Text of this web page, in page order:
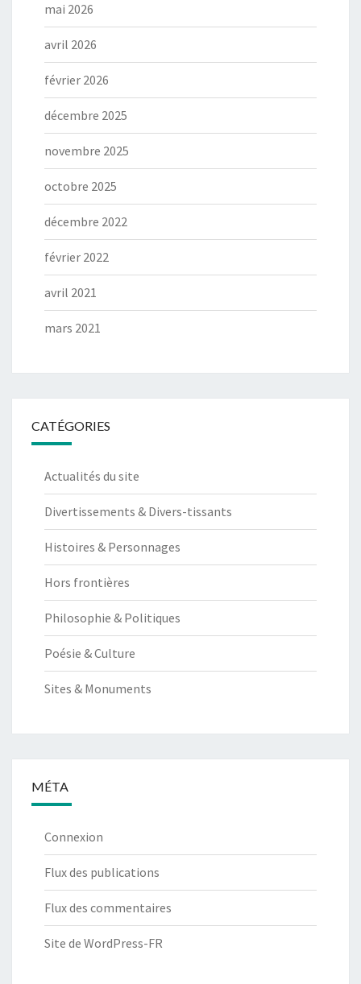
mai 2026
avril 2026
février 2026
décembre 2025
novembre 2025
octobre 2025
décembre 2022
février 2022
avril 2021
mars 2021
CATÉGORIES
Actualités du site
Divertissements & Divers-tissants
Histoires & Personnages
Hors frontières
Philosophie & Politiques
Poésie & Culture
Sites & Monuments
MÉTA
Connexion
Flux des publications
Flux des commentaires
Site de WordPress-FR